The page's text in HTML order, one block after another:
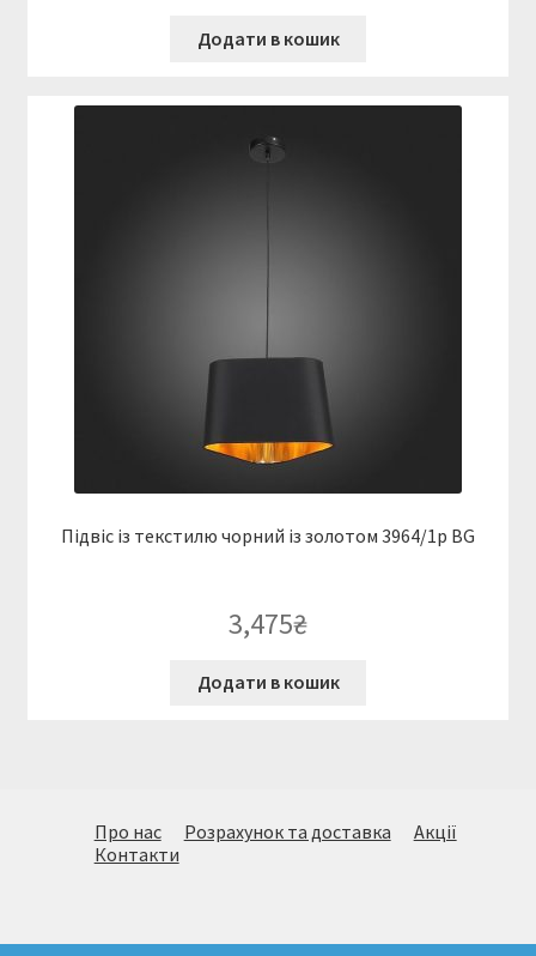
Додати в кошик
Підвіс із текстилю чорний із золотом 3964/1p BG
3,475₴
Додати в кошик
Про нас Розрахунок та доставка
Акції
Контакти